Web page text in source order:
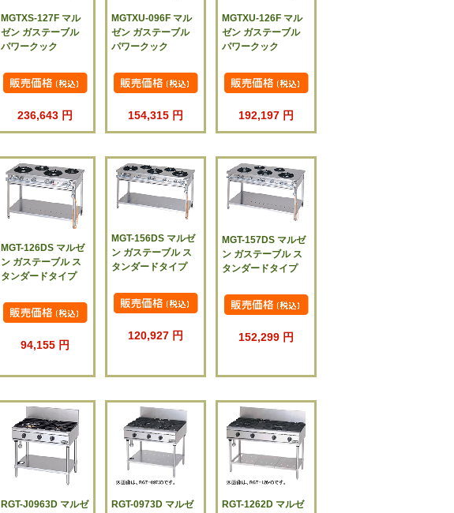
MGTXS-127F マル
ゼン ガステーブル
パワークック
236,643 円
MGTXU-096F マル
ゼン ガステーブル
パワークック
154,315 円
MGTXU-126F マル
ゼン ガステーブル
パワークック
192,197 円
MGT-126DS マルゼ
ン ガステーブル ス
タンダードタイプ
94,155 円
MGT-156DS マルゼ
ン ガステーブル ス
タンダードタイプ
120,927 円
MGT-157DS マルゼ
ン ガステーブル ス
タンダードタイプ
152,299 円
RGT-J0963D マルゼ RGT-0973D マルゼ RGT-1262D マルゼ